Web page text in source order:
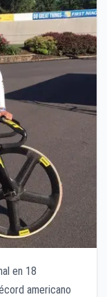
en 18
americano